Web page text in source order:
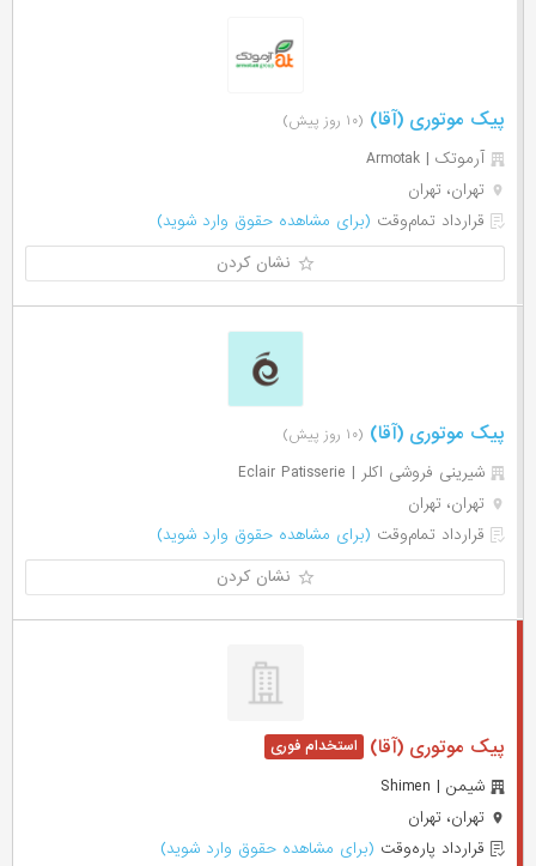
پیک موتوری (آقا) (۱۰ روز پیش)
آرموتک | Armotak
تهران، تهران
قرارداد تمام‌وقت (برای مشاهده حقوق وارد شوید)
نشان کردن
پیک موتوری (آقا) (۱۰ روز پیش)
شیرینی فروشی اکلر | Eclair Patisserie
تهران، تهران
قرارداد تمام‌وقت (برای مشاهده حقوق وارد شوید)
نشان کردن
پیک موتوری (آقا)
شیمن | Shimen
تهران، تهران
قرارداد پاره‌وقت (برای مشاهده حقوق وارد شوید)